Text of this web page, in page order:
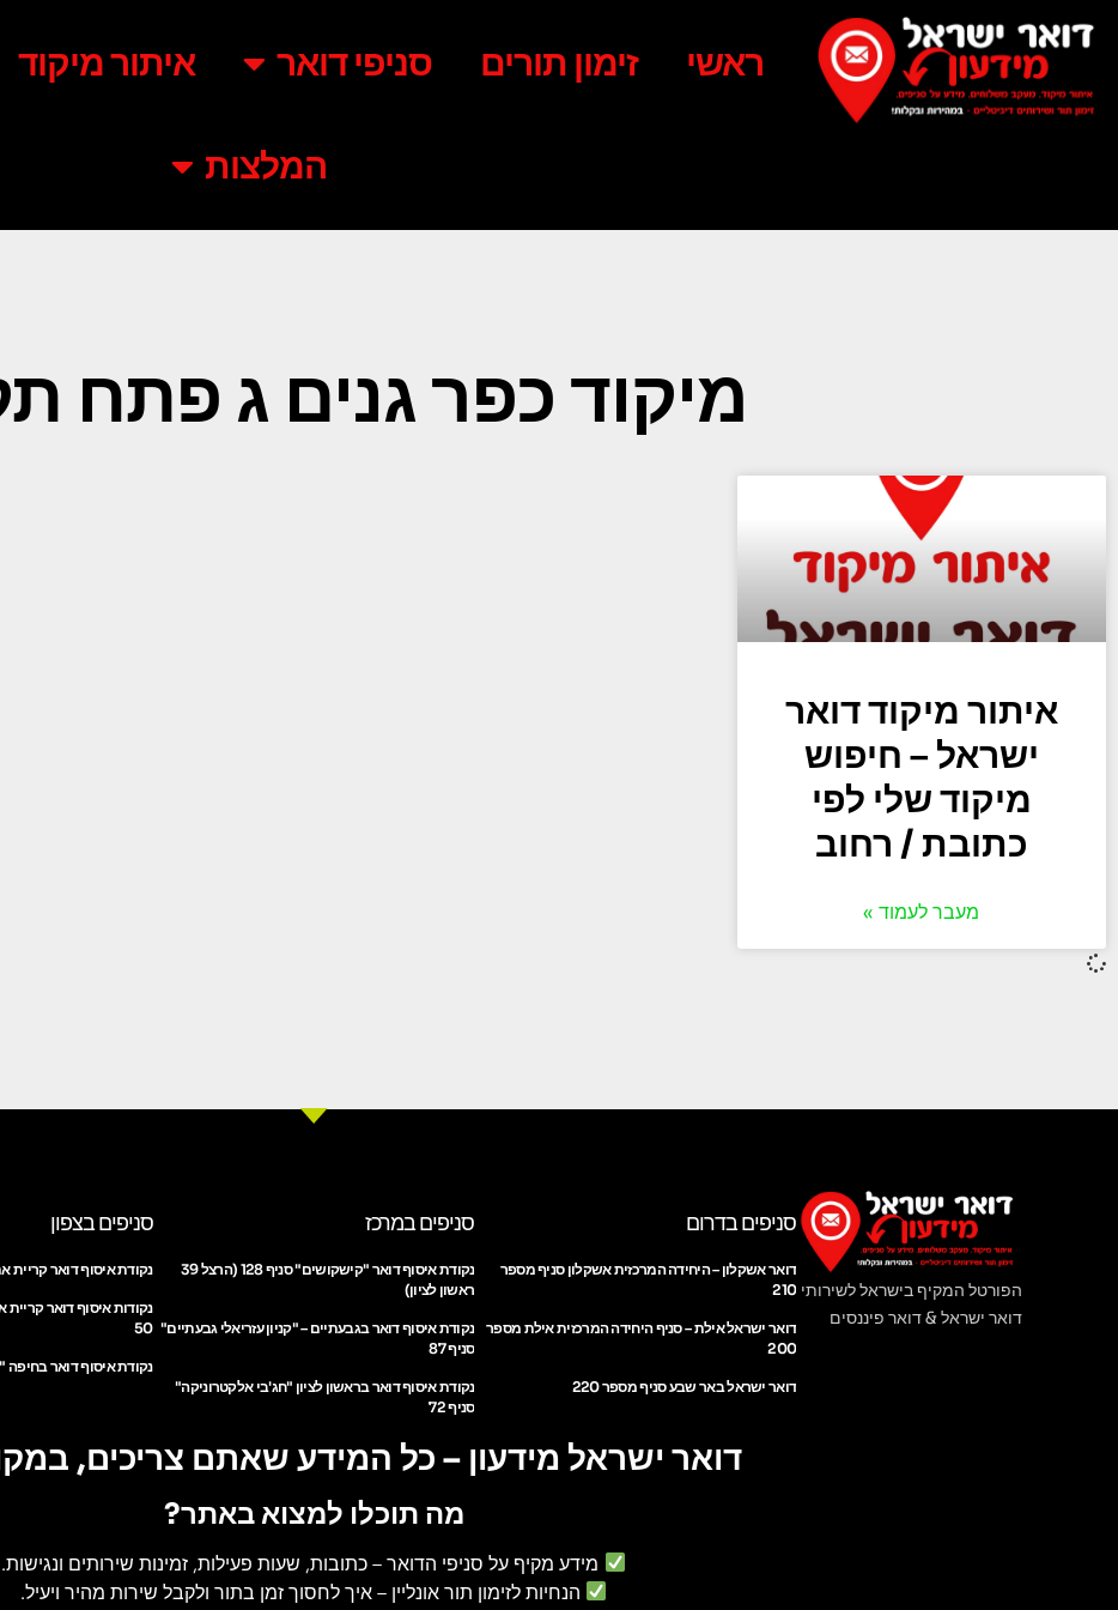
ראשי זימון תורים סניפי דואר איתור מיקוד
המלצות
מיקוד כפר גנים ג פתח
איתור מיקוד דואר
ישראל – חיפוש
מיקוד שלי לפי
כתובת / רחוב
מעבר לעמוד »
הפורטל המקיף בישראל לשירותי
דואר ישראל & דואר פיננסים
סניפים בדרום
דואר אשקלון – היחידה המרכזית אשקלון סניף מספר
210
דואר ישראל אילת – סניף היחידה המרכזית אילת מספר
200
דואר ישראל באר שבע סניף מספר 220
סניפים במרכז
נקודת איסוף דואר "קישקושים" סניף 128 (הרצל 39
ראשון לציון)
נקודת איסוף דואר בגבעתיים – "קניון עזריאלי גבעתיים"
סניף 87
נקודת איסוף דואר בראשון לציון "חג'בי אלקטרוניקה"
סניף 72
סניפים בצפון
נקודת איסוף דואר קריית
נקודות איסוף דואר
50
נקודת איסוף דואר בחיפה
דואר ישראל מידעון – כל המידע שאתם צריכים,
מה תוכלו למצוא באתר?
מידע מקיף על סניפי הדואר– כתובות, שעות פעילות, זמינות שירותים ונגישות.
הנחיות לזימון תור אונליין – איך לחסוך זמן בתור ולקבל שירות מהיר ויעיל.